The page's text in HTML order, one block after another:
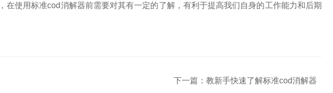
在使用标准cod消解器前需要对其有一定的了解，有利于提高我们自身的工作能力和后期
下一篇： 教新手快速了解标准cod消解器